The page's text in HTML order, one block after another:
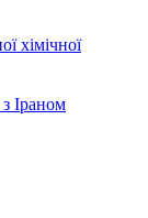
хімічної
Іраном